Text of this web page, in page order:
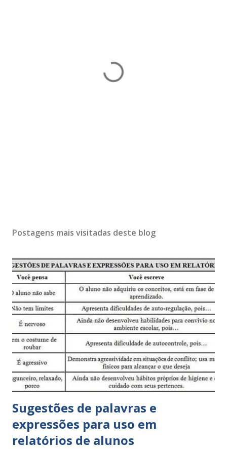
Postagens mais visitadas deste blog
Sugestões de palavras e
expressões para uso em
relatórios de alunos